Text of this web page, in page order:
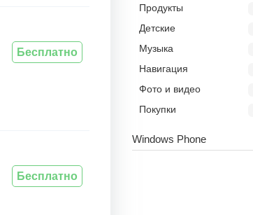
Бесплатно
Бесплатно
Продукты
Детские
Музыка
Навигация
Фото и видео
Покупки
Windows Phone